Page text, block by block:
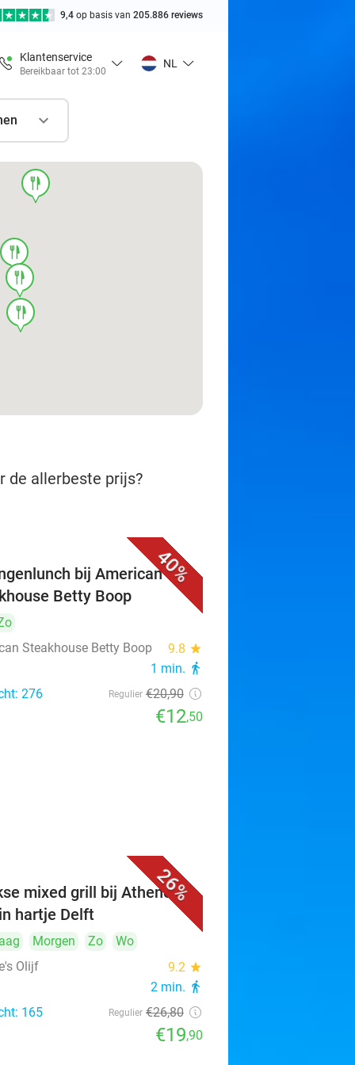
9,4 op basis van 205.886 reviews
Klantenservice
Bereikbaar tot 23:00
NL
food
food
food
food
de allerbeste prijs?
40%
bij American
Betty Boop
Steakhouse Betty Boop
9.8 star
1 min. directions_walk
276 Regulier €20,90
€12,50
26%
mixed grill bij Athene's
hartje Delft
Morgen Zo
Wo
Olijf
9.2 star
2 min. directions_walk
165 Regulier €26,80
€19,90